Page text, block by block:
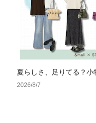
夏らしさ、足りてる？小
ーデ4選
2026/8/7